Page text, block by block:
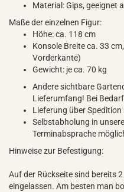
Material: Gips, geeignet
Maße der einzelnen Figur:
Höhe: ca. 118 cm
Konsole Breite ca. 33
Vorderkante)
Gewicht: je ca. 70 kg
Andere sichtbare
Lieferumfang! Bei
Lieferung über
Selbstabholung in
Terminabsprache
Hinweise zur Befestigung:
Auf der Rückseite sind bereits
eingelassen. Am besten man